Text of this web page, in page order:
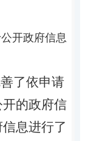
开政府信息
了依申请
的政府信
息进行了